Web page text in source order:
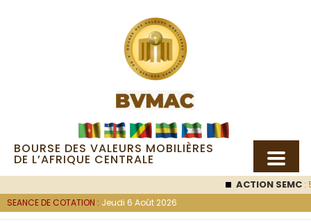
BOURSE DES VALEURS MOBILIÈRES
DE L’AFRIQUE CENTRALE
ACTION SEMC: 53 000
SEANCE DE COTATION : Jeudi 6 Août 2026